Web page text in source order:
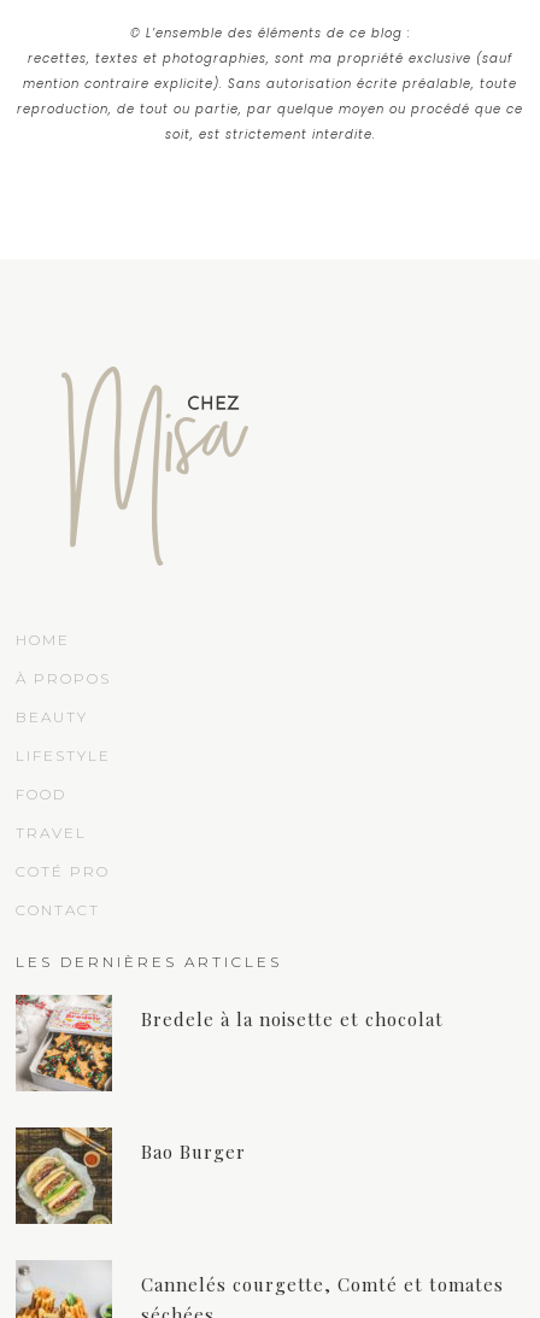
© L’ensemble des éléments de ce blog :
recettes, textes et photographies, sont ma propriété exclusive (sauf
mention contraire explicite). Sans autorisation écrite préalable, toute
reproduction, de tout ou partie, par quelque moyen ou procédé que ce
soit, est strictement interdite.
HOME
À PROPOS
BEAUTY
LIFESTYLE
FOOD
TRAVEL
COTÉ PRO
CONTACT
LES DERNIÈRES ARTICLES
Bredele à la noisette et chocolat
Bao Burger
Cannelés courgette, Comté et tomates